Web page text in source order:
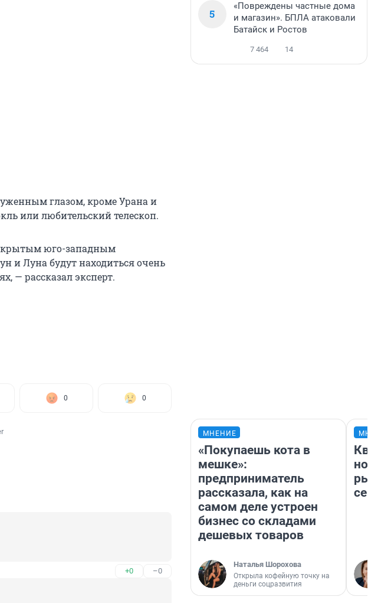
глазом, кроме Урана и
или любительский телескоп.
юго-западным
и Луна будут находиться очень
— рассказал эксперт.
0 0
+0 –0
5
«Повреждены частные дома
и магазин». БПЛА атаковали
Батайск и Ростов
7 464 14
МНЕНИЕ
«Покупаешь кота в
мешке»:
предприниматель
рассказала, как на
самом деле устроен
бизнес со складами
дешевых товаров
Наталья Шорохова
Открыла кофейную точку на
деньги соцразвития
но